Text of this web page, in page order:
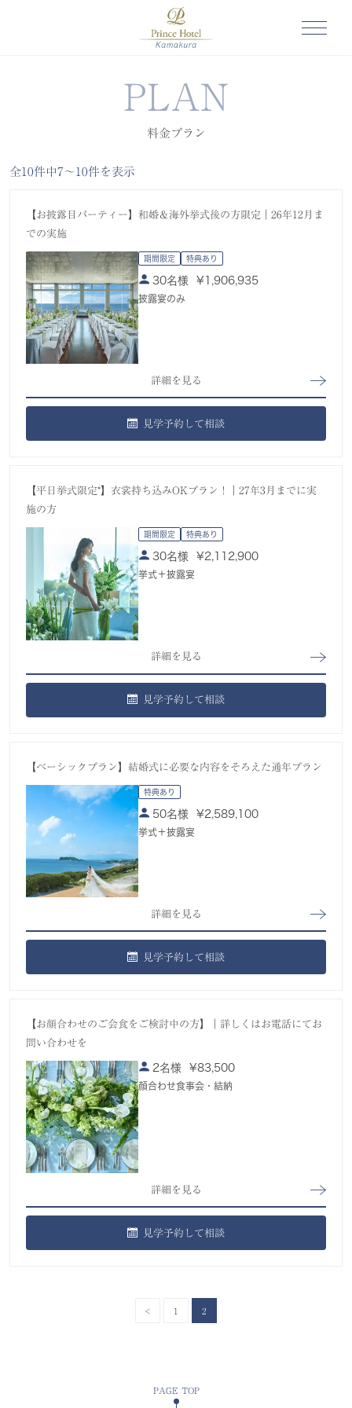
PLAN
料金プラン
全10件中7〜10件を表示
【お披露目パーティー】和婚＆海外挙式後の方限定｜26年12月ま
での実施
期間限定 特典あり
30名様 ¥ 1,906,935
披露宴のみ
詳細を見る
見学予約して相談
【平日挙式限定*】衣裳持ち込みOKプラン！｜27年3月までに実
施の方
期間限定 特典あり
30名様 ¥2,112,900
挙式＋披露宴
詳細を見る
見学予約して相談
【ベーシックプラン】結婚式に必要な内容をそろえた通年プラン
特典あり
50名様 ¥2,589,100
挙式＋披露宴
詳細を見る
見学予約して相談
【お顔合わせのご会食をご検討中の方】｜詳しくはお電話にてお
問い合わせを
2名様 ¥83,500
顔合わせ食事会・結納
詳細を見る
見学予約して相談
< 1 2
PAGE TOP